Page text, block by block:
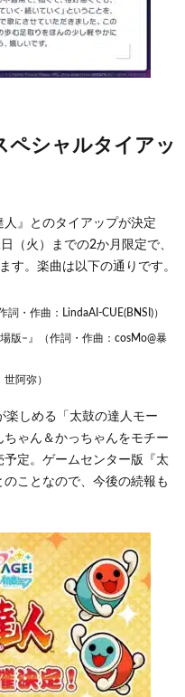
ペシャルタイアッ
』とのタイアップが決定
（火）までの2か月限定で、
す。楽曲は以下の通りです。
・作曲：LindaAI-CUE(BNSI)）
版−』（作詞・作曲：cosMo@暴
阿弥）
楽しめる「太鼓の達人モー
ちゃん＆かっちゃんをモチー
定。ゲームセンター版『太
ことなので、今後の続報も